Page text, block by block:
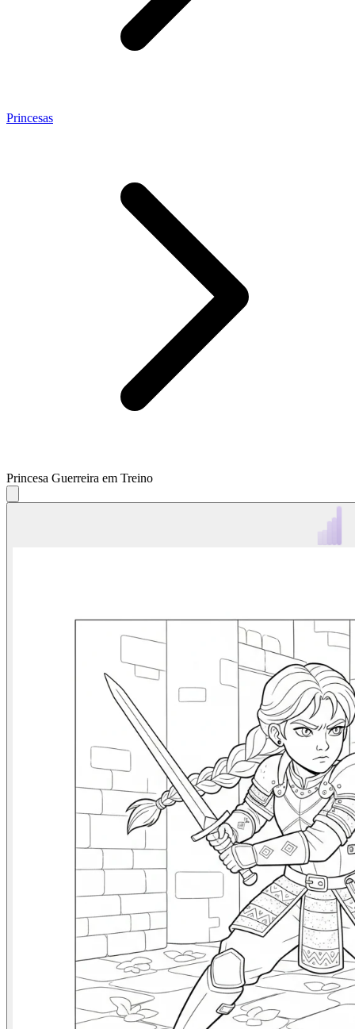
Princesas
Princesa Guerreira em Treino